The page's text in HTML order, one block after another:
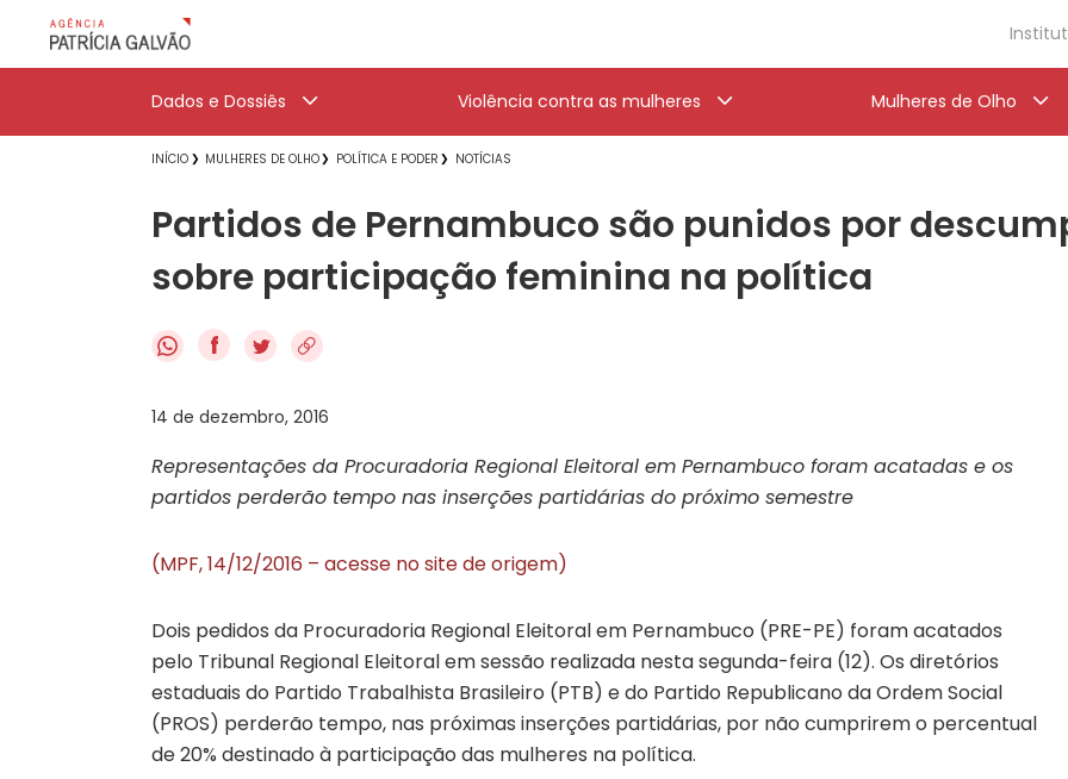
Dados e Dossiês Violência contra as mulheres Mulheres de Olho
INÍCIO MULHERES DE OLHO POLÍTICA E PODER NOTÍCIAS
Partidos de Pernambuco são punidos por
sobre participação feminina na política
f
14 de dezembro, 2016
Representações da Procuradoria Regional Eleitoral em Pernambuco foram acatadas e os
partidos perderão tempo nas inserções partidárias do próximo semestre
(MPF, 14/12/2016 – acesse no site de origem)
Dois pedidos da Procuradoria Regional Eleitoral em Pernambuco (PRE-PE) foram acatados
pelo Tribunal Regional Eleitoral em sessão realizada nesta segunda-feira (12). Os diretórios
estaduais do Partido Trabalhista Brasileiro (PTB) e do Partido Republicano da Ordem Social
(PROS) perderão tempo, nas próximas inserções partidárias, por não cumprirem o percentual
de 20% destinado à participação das mulheres na política.